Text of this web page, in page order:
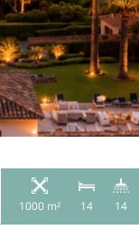
1000 m² 14 14